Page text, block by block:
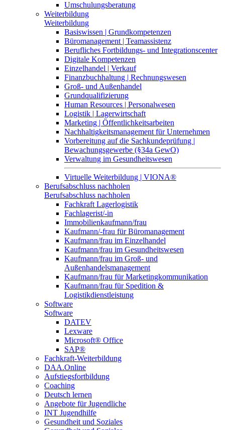
Umschulungsberatung
Weiterbildung
Weiterbildung
Basiswissen | Grundkompetenzen
Büromanagement | Teamassistenz
Berufliches Fortbildungs- und Integrationscenter
Digitale Kompetenzen
Einzelhandel | Verkauf
Finanzbuchhaltung | Rechnungswesen
Groß- und Außenhandel
Grundqualifizierung
Human Resources | Personalwesen
Logistik | Lagerwirtschaft
Marketing | Öffentlichkeitsarbeiten
Nachhaltigkeitsmanagement für Unternehmen
Vorbereitung auf die Sachkundeprüfung |
Bewachungsgewerbe (§34a GewO)
Verwaltung im Gesundheitswesen
Virtuelle Weiterbildung | VIONA®
Berufsabschluss nachholen
Berufsabschluss nachholen
Fachkraft Lagerlogistik
Fachlagerist/-in
Immobilienkaufmann/frau
Kaufmann/-frau für Büromanagement
Kaufmann/frau im Einzelhandel
Kaufmann/frau im Gesundheitswesen
Kaufmann/frau im Groß- und
Außenhandelsmanagement
Kaufmann/frau für Marketingkommunikation
Kaufmann/frau für Spedition &
Logistikdienstleistung
Software
Software
DATEV
Lexware
Microsoft® Office
SAP®
Fachkraft-Weiterbildung
DAA.Online
Aufstiegsfortbildung
Coaching
Deutsch lernen
Angebote für Jugendliche
INT Jugendhilfe
Gesundheit und Soziales